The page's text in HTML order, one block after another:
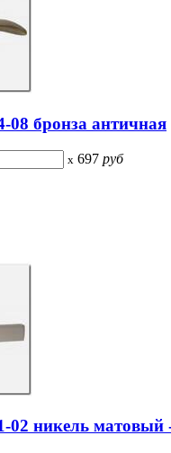
08 бронза античная
x 697 руб
02 никель матовый